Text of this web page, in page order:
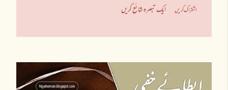
اشتراک کریں ایک تبصرہ شائع کریں